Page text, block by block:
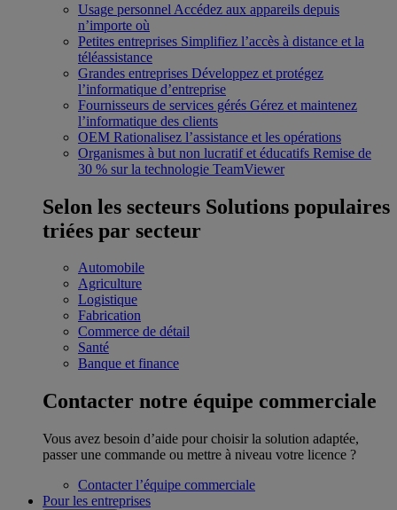
Usage personnel Accédez aux appareils depuis
n’importe où
Petites entreprises Simplifiez l’accès à distance et la
téléassistance
Grandes entreprises Développez et protégez
l’informatique d’entreprise
Fournisseurs de services gérés Gérez et maintenez
l’informatique des clients
OEM Rationalisez l’assistance et les opérations
Organismes à but non lucratif et éducatifs Remise de
30 % sur la technologie TeamViewer
Selon les secteurs Solutions populaires
triées par secteur
Automobile
Agriculture
Logistique
Fabrication
Commerce de détail
Santé
Banque et finance
Contacter notre équipe commerciale
Vous avez besoin d’aide pour choisir la solution adaptée,
passer une commande ou mettre à niveau votre licence ?
Contacter l’équipe commerciale
Pour les entreprises